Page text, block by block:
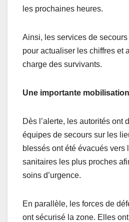
les prochaines heures.
Ainsi, les services de
pour actualiser les chiffres et
charge des survivants.
Une importante
Dès l’alerte, les autorités ont
équipes de secours sur les
blessés ont été évacués vers
sanitaires les plus proches
soins d’urgence.
En parallèle, les forces de
ont sécurisé la zone. Elles